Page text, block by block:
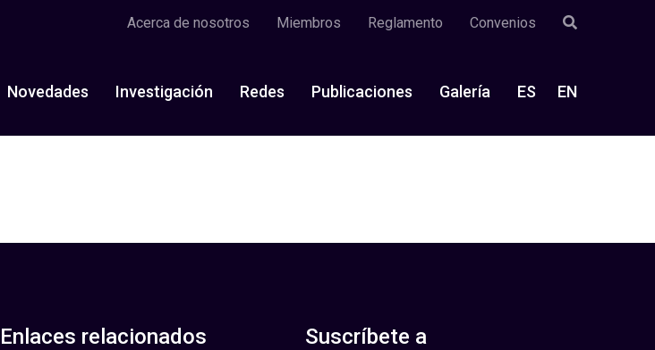
Acerca de nosotros Miembros Reglamento Convenios
Novedades Investigación Redes Publicaciones Galería ES EN
Enlaces relacionados
Suscríbete a